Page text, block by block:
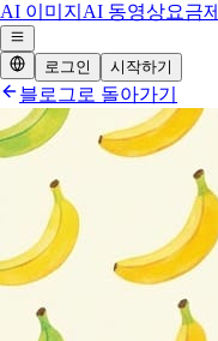
AI 이미지 AI 동영상요금제
로그인 시작하기
블로그로 돌아가기